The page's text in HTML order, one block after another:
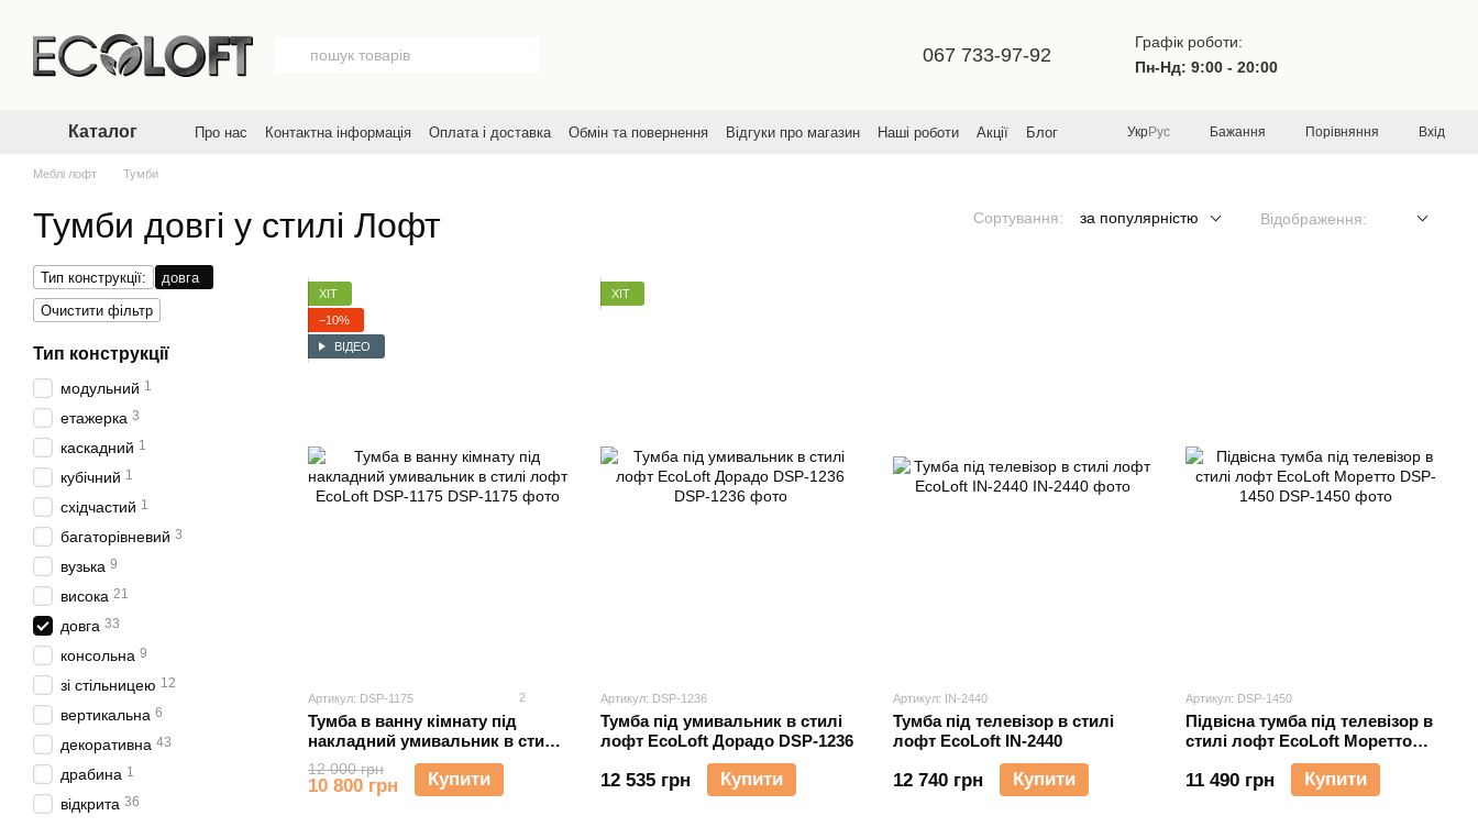
067 733-97-92
Графік роботи:
Пн-Нд: 9:00 - 20:00
Каталог Про нас Контактна інформація Оплата і доставка Обмін та повернення Відгуки про магазин Наші роботи Акції
Блог
УкрРус Бажання Порівняння Вхід
Меблі лофт Тумби
Тумби довгі у стилі Лофт Сортування: за популярністю Відображення:
ХІТ
−10%
ВІДЕО
Артикул: DSP-1175 2
Тумба в ванну кімнату під
накладний умивальник в стилі
лофт EcoLoft DSP-1175
12 000 грн
10 800 грн Купити
ХІТ
Артикул: DSP-1236
Тумба під умивальник в стилі
лофт EcoLoft Дорадо DSP-1236
12 535 грн Купити
Артикул: IN-2440
Тумба під телевізор в стилі
лофт EcoLoft IN-2440
12 740 грн Купити
Артикул: DSP-1450
Підвісна тумба під телевізор в
стилі лофт EcoLoft Моретто
11 490 грн Купити
Тип конструкції:
довга
Очистити фільтр
Тип конструкції
модульний 1
етажерка 3
каскадний 1
кубічний 1
східчастий 1
багаторівневий 3
вузька 9
висока 21
довга 33
консольна 9
зі стільницею 12
вертикальна 6
декоративна 43
драбина 1
відкрита 36